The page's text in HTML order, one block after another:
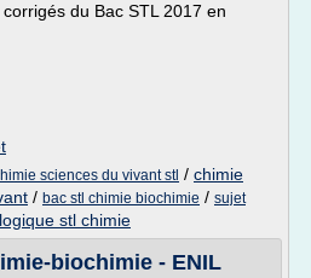
du Bac STL 2017 en
sciences du vivant stl / chimie
/ bac stl chimie biochimie / sujet
stl chimie
biochimie - ENIL